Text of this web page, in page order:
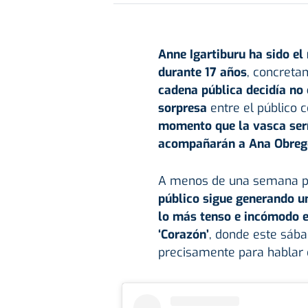
Anne Igartiburu ha sido
durante 17 años,
cadena pública decidía
sorpresa entre el público
momento que la vasca
acompañarán a Ana
A menos de una semana
público sigue generando
lo más tenso e incómodo
‘Corazón’, donde este
precisamente para hablar